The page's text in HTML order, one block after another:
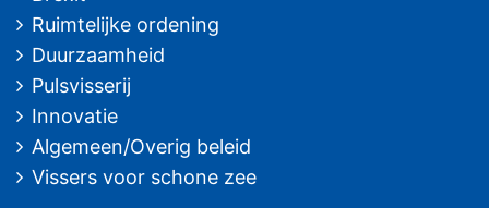
Ruimtelijke ordening
Duurzaamheid
Pulsvisserij
Innovatie
Algemeen/Overig beleid
Vissers voor schone zee